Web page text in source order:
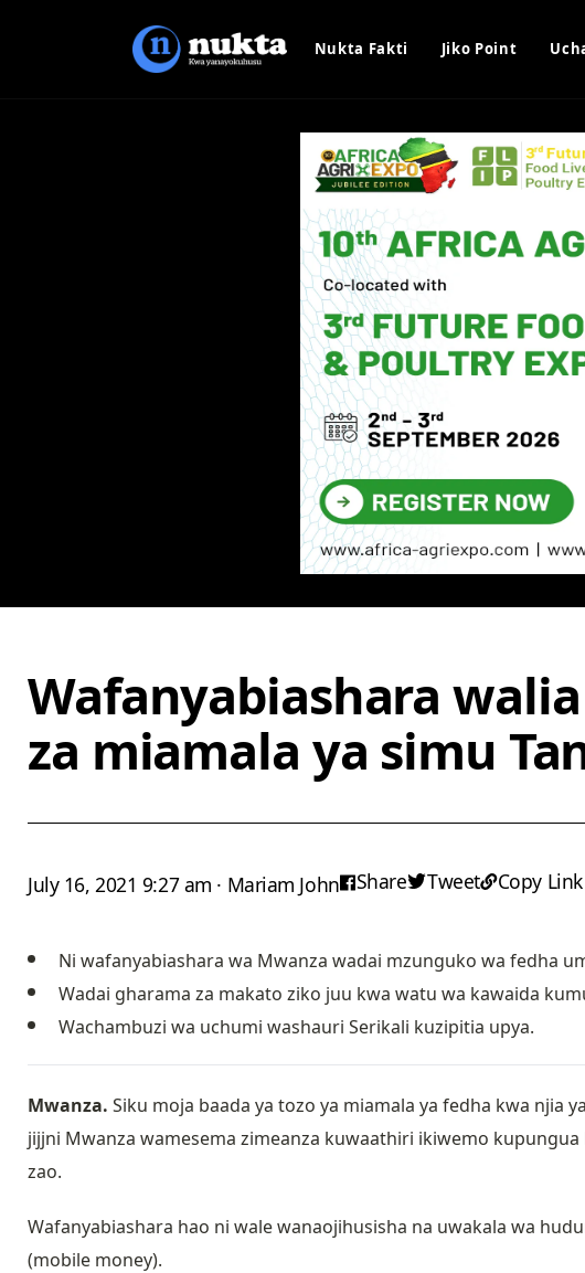
Nukta Fakti Jiko Point
Wafanyabiashara
za miamala ya simu
July 16, 2021 9:27 am · Mariam John Share Tweet Copy Link
Ni wafanyabiashara wa Mwanza wadai mzunguko wa fedha
Wadai gharama za makato ziko juu kwa watu wa kawaida
Wachambuzi wa uchumi washauri Serikali kuzipitia upya.
Mwanza. Siku moja baada ya tozo ya miamala ya fedha kwa njia
jijjni Mwanza wamesema zimeanza kuwaathiri ikiwemo
zao.
Wafanyabiashara hao ni wale wanaojihusisha na uwakala wa
(mobile money).